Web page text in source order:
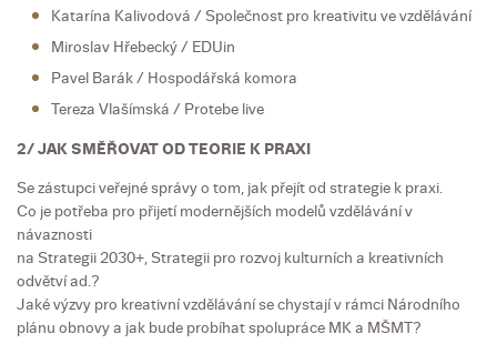
Katarína Kalivodová / Společnost pro kreativitu ve vzdělávání
Miroslav Hřebecký / EDUin
Pavel Barák / Hospodářská komora
Tereza Vlašímská / Protebe live
2/ JAK SMĚŘOVAT OD TEORIE K PRAXI
Se zástupci veřejné správy o tom, jak přejít od strategie k praxi.
Co je potřeba pro přijetí modernějších modelů vzdělávání v
návaznosti
na Strategii 2030+, Strategii pro rozvoj kulturních a kreativních
odvětví ad.?
Jaké výzvy pro kreativní vzdělávání se chystají v rámci Národního
plánu obnovy a jak bude probíhat spolupráce MK a MŠMT?